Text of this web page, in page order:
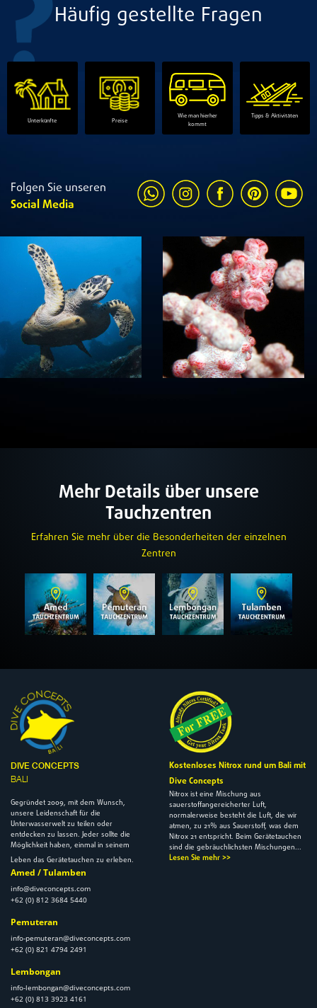
Häufig gestellte Fragen
Unterkünfte Preise
Wie man hierher
kommt
Tipps & Aktivitäten
Folgen Sie unseren
Social Media
Mehr Details über unsere
Tauchzentren
Erfahren Sie mehr über die Besonderheiten der einzelnen
Zentren
DIVE CONCEPTS
BALI
Gegründet 2009, mit dem Wunsch,
unsere Leidenschaft für die
Unterwasserwelt zu teilen oder
entdecken zu lassen. Jeder sollte die
Möglichkeit haben, einmal in seinem
Leben das Gerätetauchen zu erleben.
Amed / Tulamben
info@diveconcepts.com
+62 (0) 812 3684 5440
Kostenloses Nitrox rund um Bali mit
Dive Concepts
Nitrox ist eine Mischung aus
sauerstoffangereicherter Luft,
normalerweise besteht die Luft, die wir
atmen, zu 21% aus Sauerstoff, was dem
Nitrox 21 entspricht. Beim Gerätetauchen
sind die gebräuchlichsten Mischungen...
Lesen Sie mehr >>
Pemuteran
info-pemuteran@diveconcepts.com
+62 (0) 821 4794 2491
Lembongan
info-lembongan@diveconcepts.com
+62 (0) 813 3923 4161